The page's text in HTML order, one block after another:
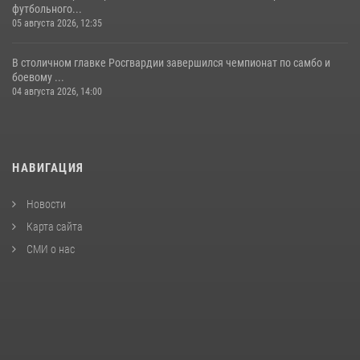
футбольного...
05 августа 2026, 12:35
В столичном главке Росгвардии завершился чемпионат по самбо и
боевому ...
04 августа 2026, 14:00
НАВИГАЦИЯ
Новости
Карта сайта
СМИ о нас